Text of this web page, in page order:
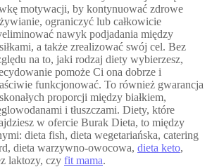
motywacji, by kontynuować zdrowe
ograniczyć lub całkowicie
nawyk podjadania między
a także zrealizować swój cel. Bez
na to, jaki rodzaj diety wybierzesz,
pomoże Ci ona dobrze i
funkcjonować. To również gwarancja
proporcji między białkiem,
i tłuszczami. Diety, które
w ofercie Burak Dieta, to między
dieta fish, dieta wegetariańska, catering
dieta warzywno-owocowa, dieta keto,
laktozy, czy fit mama.